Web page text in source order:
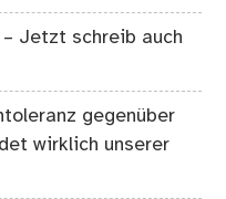
Jetzt schreib auch
gegenüber
wirklich unserer